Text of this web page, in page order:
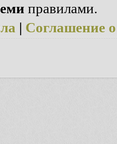
правилами.
| Соглашение